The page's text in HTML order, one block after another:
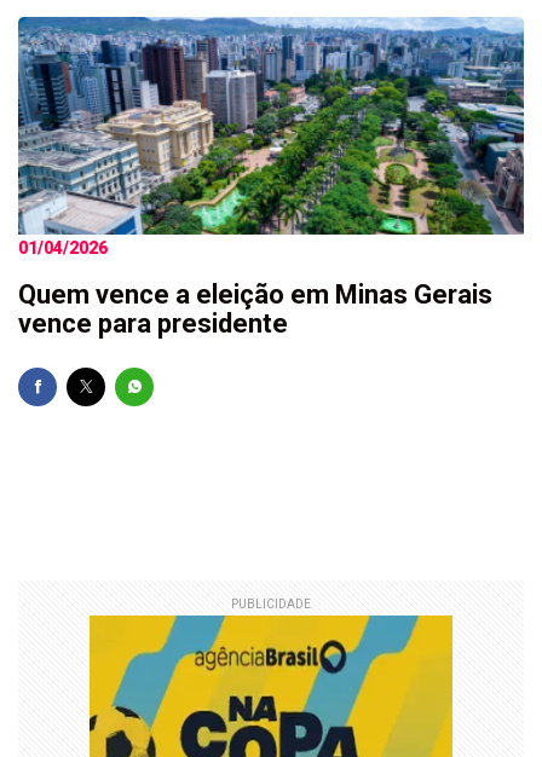
01/04/2026
Quem vence a eleição em Minas Gerais
vence para presidente
PUBLICIDADE